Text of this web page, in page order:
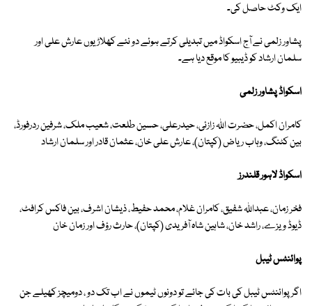
ایک وکٹ حاصل کی۔
پشاور زلمی نے آج اسکواڈ میں تبدیلی کرتے ہوئے دو نئے کھلاڑیوں عارش علی اور
سلمان ارشاد کو ڈیبیو کا موقع دیا ہے۔
اسکواڈ پشاور زلمی
کامران اکمل، حضرت اللہ زازئی، حیدرعلی، حسین طلعت، شعیب ملک، شرفین ردرفورڈ،
بین کٹنگ، وہاب ریاض (کپتان)، عارش علی خان، عثمان قادر اور سلمان ارشاد
اسکواڈ لاہور قلندرز
فخر زمان، عبداللہ شفیق، کامران غلام، محمد حفیط، ذیشان اشرف، بین فاکس کرافٹ،
ڈیوڈ ویزے، راشد خان، شاہین شاہ آفریدی (کپتان)، حارث رؤف اور زمان خان
پوائنٹس ٹیبل
اگر پوائنٹس ٹیبل کی بات کی جائے تو دونوں ٹیموں نے اب تک دو ، دومیچز کھیلے جن